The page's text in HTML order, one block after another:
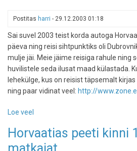
2005.
TOP-
reisisihiks
Horvaatia
Postitas harri - 29.12.2003 01:18
Sai suvel 2003 teist korda autoga
päeva ning reisi sihtpunktiks oli
mulje jäi. Meie jäime reisiga rahule ning
huvilistele seda ilusat maad külastada.
lehekülge, kus on reisist täpsemalt
ning paar vidinat veel: http://
Loe veel
Horvaatiasse
2003
Horvaatias peeti kinni
matkajat